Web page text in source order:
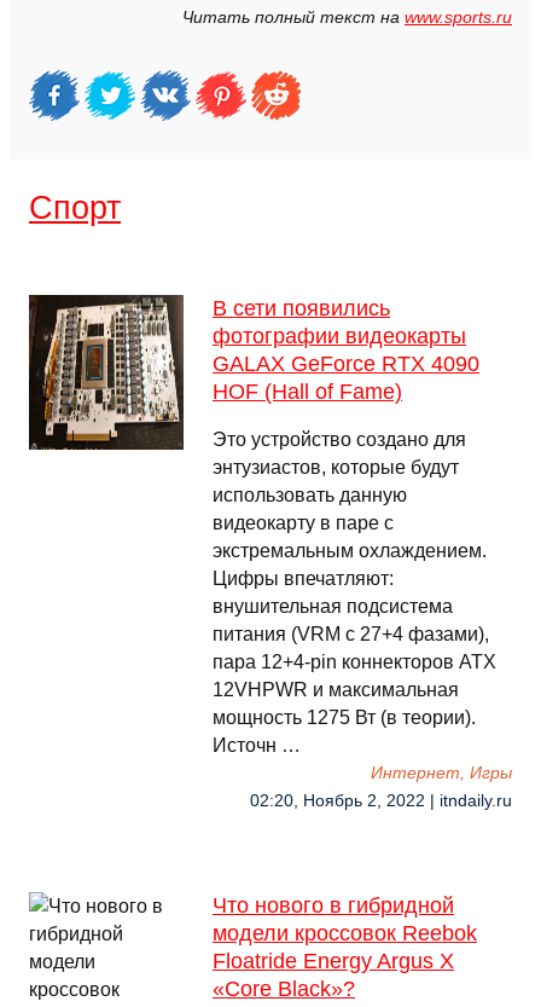
Читать полный текст на www.sports.ru
Спорт
В сети появились
фотографии видеокарты
GALAX GeForce RTX 4090
HOF (Hall of Fame)
Это устройство создано для
энтузиастов, которые будут
использовать данную
видеокарту в паре с
экстремальным охлаждением.
Цифры впечатляют:
внушительная подсистема
питания (VRM с 27+4 фазами),
пара 12+4-pin коннекторов ATX
12VHPWR и максимальная
мощность 1275 Вт (в теории).
Источн …
Интернет, Игры
02:20, Ноябрь 2, 2022 | itndaily.ru
Что нового в гибридной
модели кроссовок Reebok
Floatride Energy Argus X
«Core Black»?